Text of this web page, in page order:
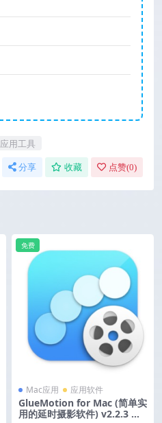
应用工具
分享 收藏 点赞(0)
Mac应用 应用软件
GlueMotion for Mac (简单实
用的延时摄影软件) v2.2.3 中
免费